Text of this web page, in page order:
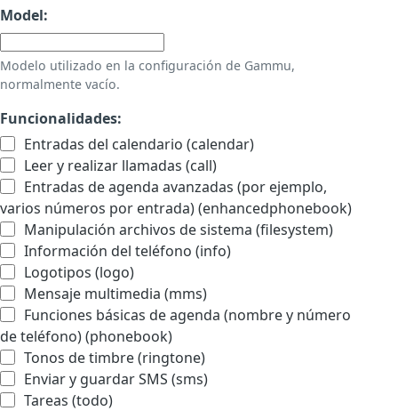
Model:
Modelo utilizado en la configuración de Gammu,
normalmente vacío.
Funcionalidades:
Entradas del calendario (calendar)
Leer y realizar llamadas (call)
Entradas de agenda avanzadas (por ejemplo,
varios números por entrada) (enhancedphonebook)
Manipulación archivos de sistema (filesystem)
Información del teléfono (info)
Logotipos (logo)
Mensaje multimedia (mms)
Funciones básicas de agenda (nombre y número
de teléfono) (phonebook)
Tonos de timbre (ringtone)
Enviar y guardar SMS (sms)
Tareas (todo)